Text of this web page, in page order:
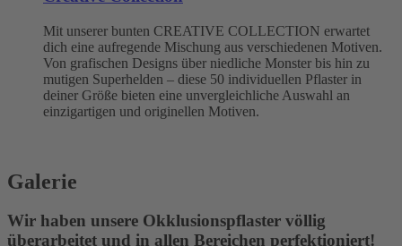
Mit unserer bunten CREATIVE COLLECTION erwartet
dich eine aufregende Mischung aus verschiedenen Motiven.
Von grafischen Designs über niedliche Monster bis hin zu
mutigen Superhelden – diese 50 individuellen Pflaster in
deiner Größe bieten eine unvergleichliche Auswahl an
einzigartigen und originellen Motiven.
Galerie
Wir haben unsere Okklusionspflaster völlig
überarbeitet und in allen Bereichen perfektioniert!